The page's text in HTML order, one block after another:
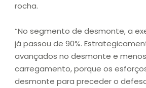
rocha.
“No segmento de desmonte, a
já passou de 90%.
avançados no desmonte e
carregamento, porque os
desmonte para preceder o